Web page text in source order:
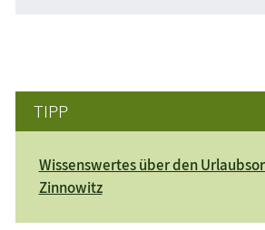
TIPP
Wissenswertes über den
Zinnowitz